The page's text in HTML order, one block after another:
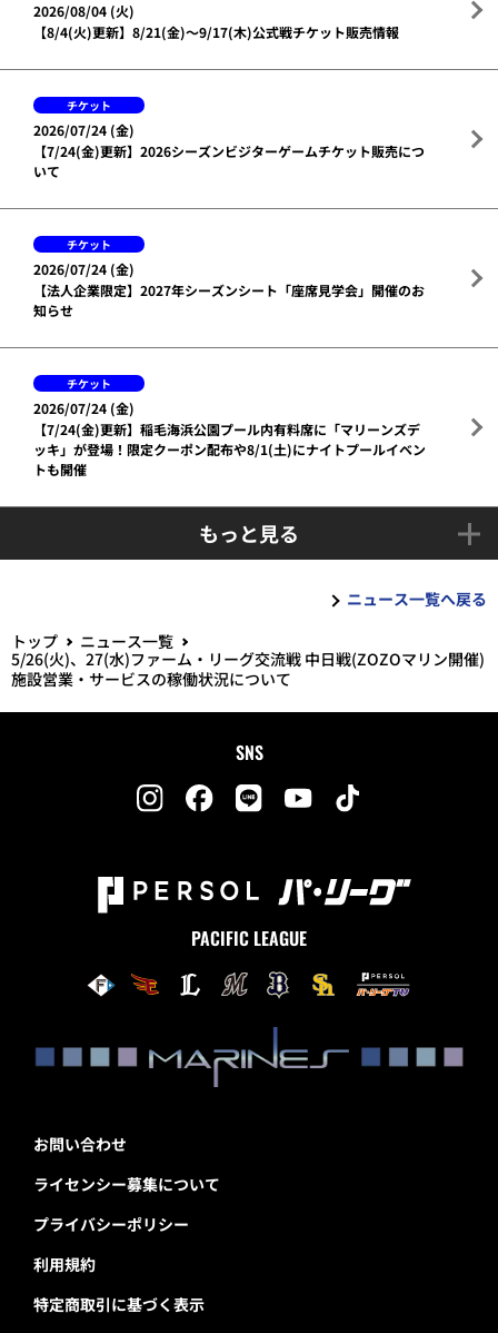
2026/08/04 (火)
【8/4(火)更新】8/21(金)～9/17(木)公式戦チケット販売情報
チケット
2026/07/24 (金)
【7/24(金)更新】2026シーズンビジターゲームチケット販売につ
いて
チケット
2026/07/24 (金)
【法人企業限定】2027年シーズンシート「座席見学会」開催のお
知らせ
チケット
2026/07/24 (金)
【7/24(金)更新】稲毛海浜公園プール内有料席に「マリーンズデ
ッキ」が登場！限定クーポン配布や8/1(土)にナイトプールイベン
トも開催
もっと見る
ニュース一覧へ戻る
トップ
ニュース一覧
5/26(火)、27(水)ファーム・リーグ交流戦 中日戦(ZOZOマリン開催)
施設営業・サービスの稼働状況について
SNS
PACIFIC LEAGUE
お問い合わせ
ライセンシー募集について
プライバシーポリシー
利用規約
特定商取引に基づく表示